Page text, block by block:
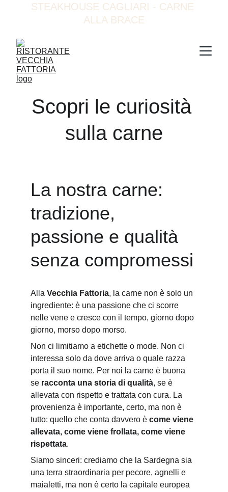
STEAKHOUSE CAGLIARI - CARNE
ALLA BRACE
Scopri le curiosità
sulla carne
La nostra carne:
tradizione,
passione e qualità
senza compromessi
Alla Vecchia Fattoria, la carne non è solo un
ingrediente: è una passione che ci scorre
nelle vene e cresce con il tempo, giorno dopo
giorno, morso dopo morso.
Non ci limitiamo a etichette o mode. Non ci
interessa solo da dove arriva o quale razza
porta il suo nome. Per noi la carne è buona
se racconta una storia di qualità, se è
allevata con rispetto e trattata con cura. La
provenienza è importante, certo, ma non è
tutto: quello che conta davvero è come viene
allevata, come viene frollata, come viene
rispettata.
Siamo sinceri: crediamo che la Sardegna sia
una terra straordinaria per pecore, agnelli e
maialetti, ma non è certo la capitale europea